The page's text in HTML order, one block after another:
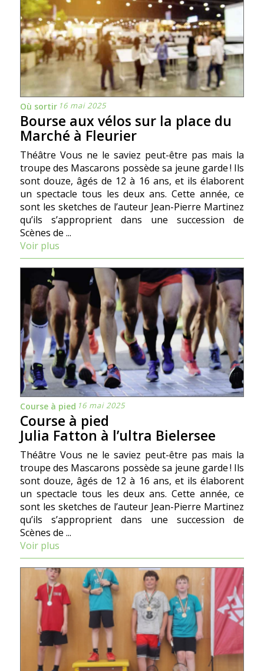
Où sortir 16 mai 2025
Bourse aux vélos sur la place du
Marché à Fleurier
Théâtre Vous ne le saviez peut-être pas mais la
troupe des Mascarons possède sa jeune garde ! Ils
sont douze, âgés de 12 à 16 ans, et ils élaborent
un spectacle tous les deux ans. Cette année, ce
sont les sketches de l’auteur Jean-Pierre Martinez
qu’ils s’approprient dans une succession de
Scènes de ...
Voir plus
Course à pied 16 mai 2025
Course à pied
Julia Fatton à l’ultra Bielersee
Théâtre Vous ne le saviez peut-être pas mais la
troupe des Mascarons possède sa jeune garde ! Ils
sont douze, âgés de 12 à 16 ans, et ils élaborent
un spectacle tous les deux ans. Cette année, ce
sont les sketches de l’auteur Jean-Pierre Martinez
qu’ils s’approprient dans une succession de
Scènes de ...
Voir plus